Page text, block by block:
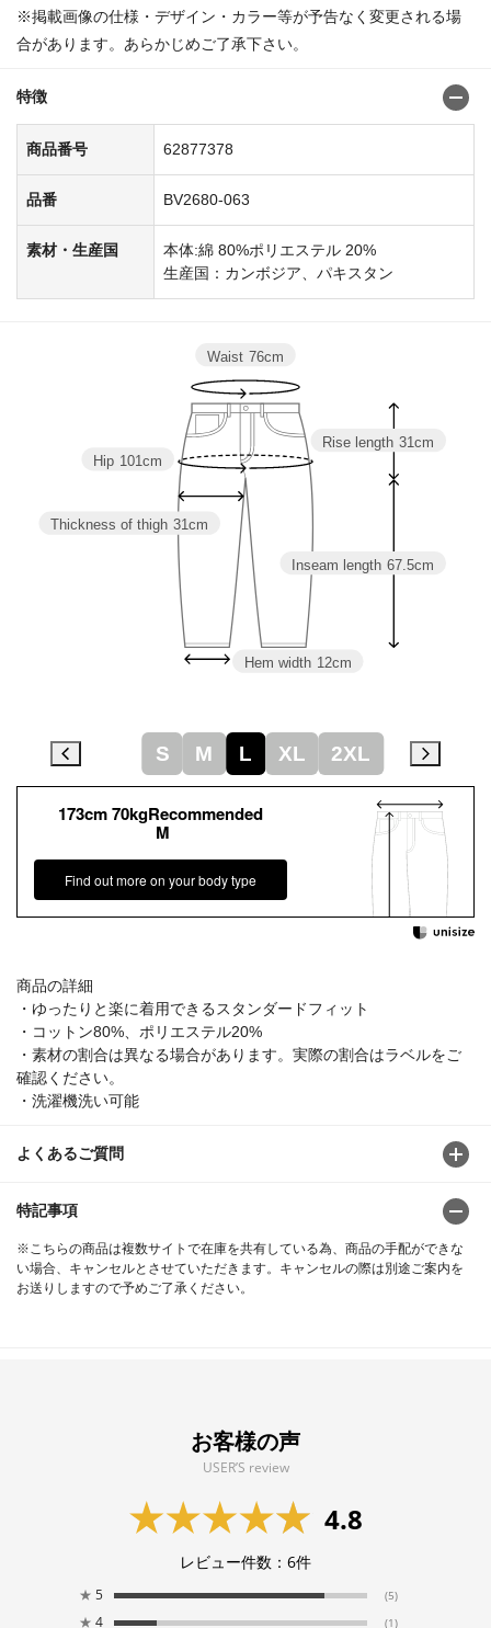
※掲載画像の仕様・デザイン・カラー等が予告なく変更される場
合があります。あらかじめご了承下さい。
特徴
商品番号 62877378
品番 BV2680-063
素材・生産国
本体:綿 80%ポリエステル 20%
生産国：カンボジア、パキスタン
商品の詳細
・ゆったりと楽に着用できるスタンダードフィット
・コットン80%、ポリエステル20%
・素材の割合は異なる場合があります。実際の割合はラベルをご
確認ください。
・洗濯機洗い可能
よくあるご質問
特記事項
※こちらの商品は複数サイトで在庫を共有している為、商品の手配ができな
い場合、キャンセルとさせていただきます。キャンセルの際は別途ご案内を
お送りしますので予めご了承ください。
173cm 70kgRecommended
M
Find out more on your body type
Inseam length 67.5cm
Rise length 31cm
Hem width 12cm
Thickness of thigh 31cm
Hip 101cm
Waist 76cm
S M L XL 2XL
お客様の声
USER’S review
4.8
レビュー件数： 6件
★ 5 (5)
★ 4 (1)